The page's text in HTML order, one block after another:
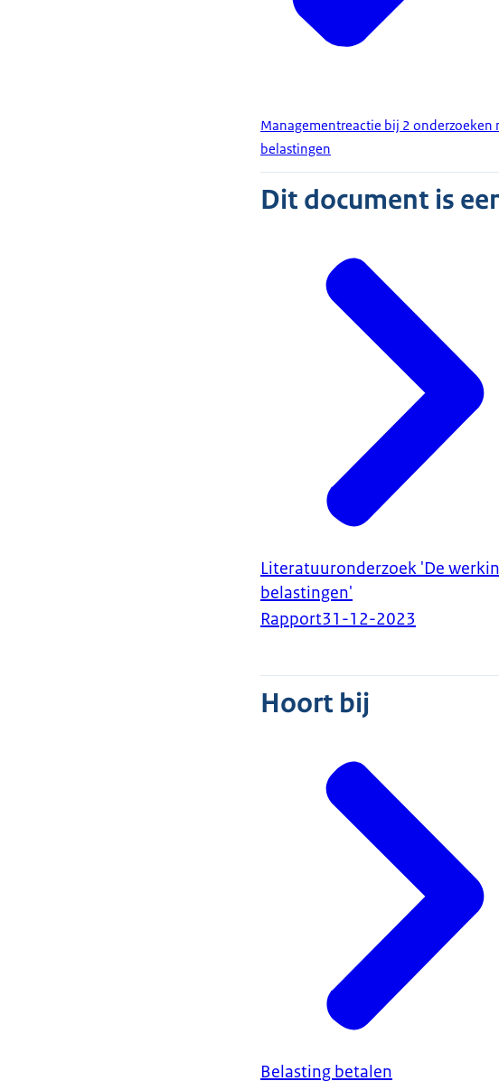
Managementreactie bij 2 onderzoeken
belastingen
Dit document is
Literatuuronderzoek 'De
belastingen'
Rapport31-12-2023
Hoort bij
Belasting betalen